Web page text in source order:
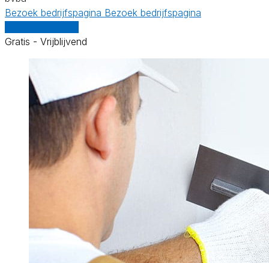
Bezoek bedrijfspagina Bezoek bedrijfspagina
Gratis - Vrijblijvend